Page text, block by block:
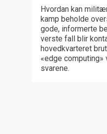
Hvordan kan
kamp beholde
gode, informerte
verste fall blir
hovedkvarteret
«edge
svarene.